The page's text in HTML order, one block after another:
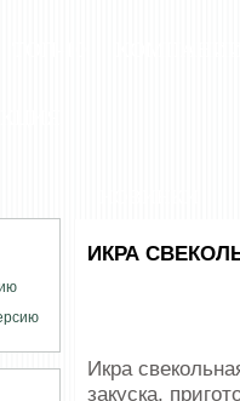
ИКРА
Икра
закуска,